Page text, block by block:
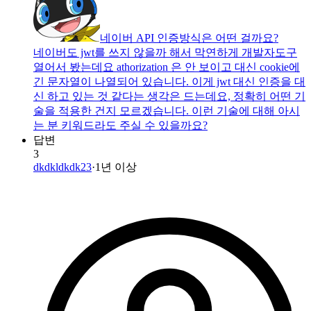
네이버 API 인증방식은 어떤 걸까요?
네이버도 jwt를 쓰지 않을까 해서 막연하게 개발자도구
열어서 봤는데요 athorization 은 안 보이고 대신 cookie에
긴 문자열이 나열되어 있습니다. 이게 jwt 대신 인증을 대
신 하고 있는 것 같다는 생각은 드는데요, 정확히 어떤 기
술을 적용한 건지 모르겠습니다. 이런 기술에 대해 아시
는 분 키워드라도 주실 수 있을까요?
답변
3
dkdkldkdk23·1년 이상